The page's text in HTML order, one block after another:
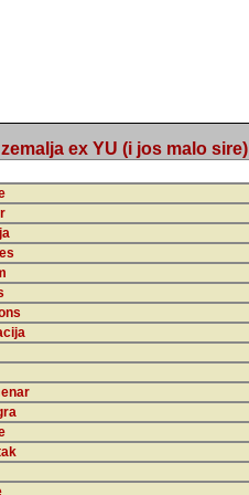
ex YU (i jos malo sire)